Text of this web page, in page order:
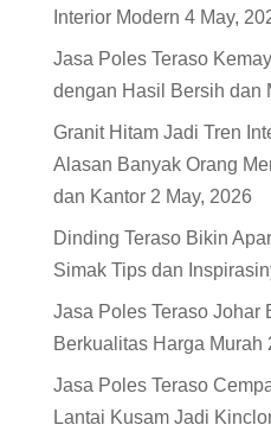
Interior Modern 4 May,
Jasa Poles Teraso
dengan Hasil Bersih dan
Granit Hitam Jadi Tren
Alasan Banyak Orang
dan Kantor 2 May, 2026
Dinding Teraso Bikin
Simak Tips dan
Jasa Poles Teraso Johar
Berkualitas Harga Murah
Jasa Poles Teraso
Lantai Kusam Jadi